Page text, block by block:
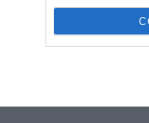
20 stunden kein
da sein an sonsten